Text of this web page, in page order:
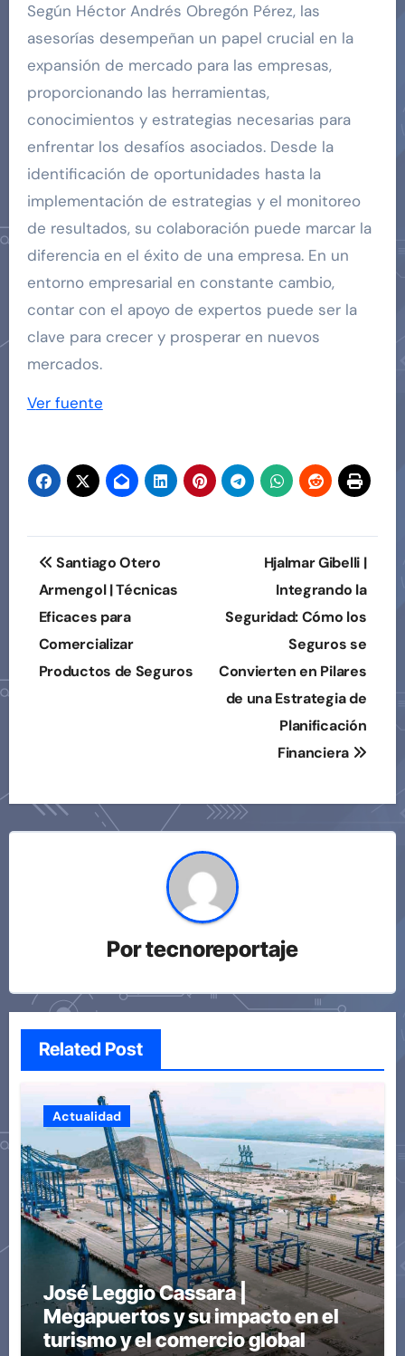
Según Héctor Andrés Obregón Pérez, las
asesorías desempeñan un papel crucial en la
expansión de mercado para las empresas,
proporcionando las herramientas,
conocimientos y estrategias necesarias para
enfrentar los desafíos asociados. Desde la
identificación de oportunidades hasta la
implementación de estrategias y el monitoreo
de resultados, su colaboración puede marcar la
diferencia en el éxito de una empresa. En un
entorno empresarial en constante cambio,
contar con el apoyo de expertos puede ser la
clave para crecer y prosperar en nuevos
mercados.
Ver fuente
Navegación
de
entradas
Santiago Otero
Armengol | Técnicas
Eficaces para
Comercializar
Productos de Seguros
Hjalmar Gibelli |
Integrando la
Seguridad: Cómo los
Seguros se
Convierten en Pilares
de una Estrategia de
Planificación
Financiera
Portecnoreportaje
Related Post
Actualidad
José Leggio Cassara |
Megapuertos y su impacto en el
turismo y el comercio global